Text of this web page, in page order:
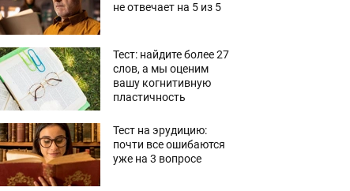
не отвечает на 5 из 5
Тест: найдите более 27
слов, а мы оценим
вашу когнитивную
пластичность
Тест на эрудицию:
почти все ошибаются
уже на 3 вопросе